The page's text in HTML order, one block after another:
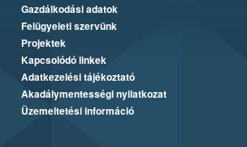
Gazdálkodási adatok
Felügyeleti szervünk
Projektek
Kapcsolódó linkek
Adatkezelési tájékoztató
Akadálymentességi nyilatkozat
Üzemeltetési információ